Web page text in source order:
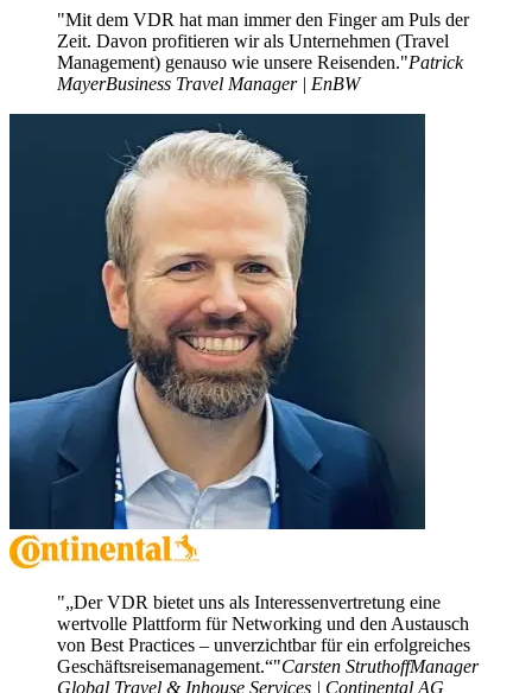
Mit dem VDR hat man immer den Finger am Puls der
Zeit. Davon profitieren wir als Unternehmen (Travel
Management) genauso wie unsere Reisenden. Patrick
MayerBusiness Travel Manager | EnBW
„Der VDR bietet uns als Interessenvertretung eine
wertvolle Plattform für Networking und den Austausch
von Best Practices – unverzichtbar für ein erfolgreiches
Geschäftsreisemanagement.“ Carsten StruthoffManager
Global Travel & Inhouse Services | Continental AG